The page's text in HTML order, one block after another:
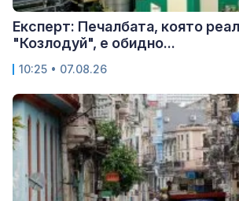
Експерт: Печалбата, която
"Козлодуй", е обидно...
10:25 • 07.08.26